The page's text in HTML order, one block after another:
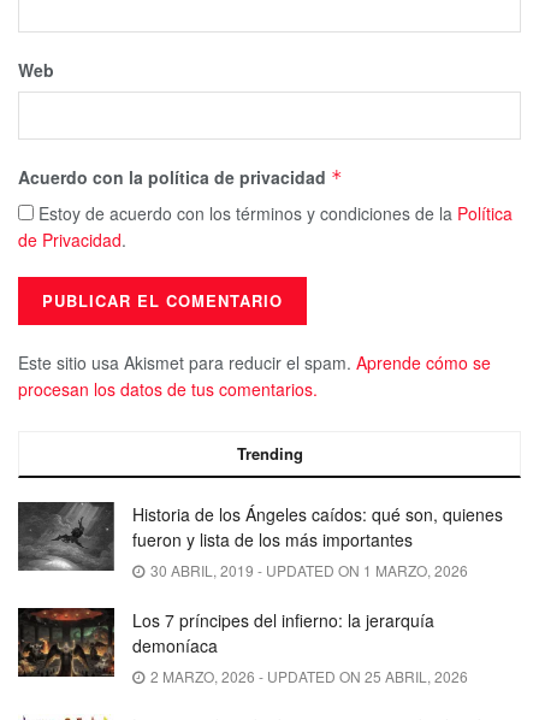
Web
Acuerdo con la política de privacidad *
Estoy de acuerdo con los términos y condiciones de la Política
de Privacidad.
Este sitio usa Akismet para reducir el spam. Aprende cómo se
procesan los datos de tus comentarios.
Trending
Historia de los Ángeles caídos: qué son, quienes
fueron y lista de los más importantes
30 ABRIL, 2019 - UPDATED ON 1 MARZO, 2026
Los 7 príncipes del infierno: la jerarquía
demoníaca
2 MARZO, 2026 - UPDATED ON 25 ABRIL, 2026